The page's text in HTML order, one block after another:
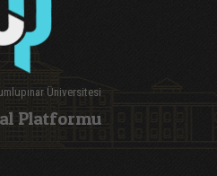
Üniversitesi
Platformu